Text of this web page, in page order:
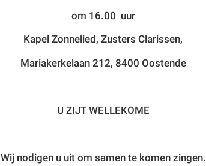
om 16.00 uur
Kapel Zonnelied, Zusters Clarissen,
Mariakerkelaan 212, 8400 Oostende
U ZIJT WELLEKOME
Wij nodigen u uit om samen te komen zingen.